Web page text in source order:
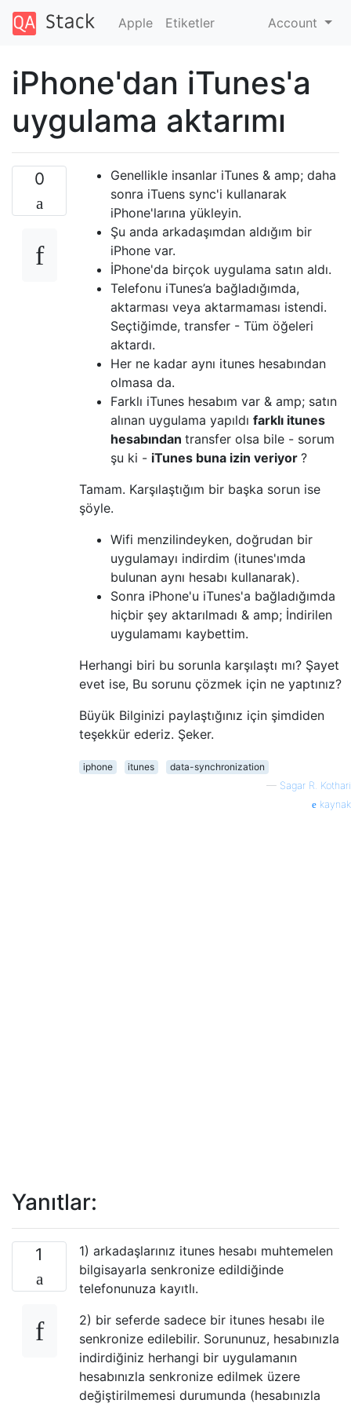
Apple Etiketler Account
iPhone'dan iTunes'a
uygulama aktarımı
0
Genellikle insanlar iTunes & amp; daha
sonra iTuens sync'i kullanarak
iPhone'larına yükleyin.
Şu anda arkadaşımdan aldığım bir
iPhone var.
İPhone'da birçok uygulama satın aldı.
Telefonu iTunes’a bağladığımda,
aktarması veya aktarmaması istendi.
Seçtiğimde, transfer - Tüm öğeleri
aktardı.
Her ne kadar aynı itunes hesabından
olmasa da.
Farklı iTunes hesabım var & amp; satın
alınan uygulama yapıldı farklı itunes
hesabından transfer olsa bile - sorum
şu ki - iTunes buna izin veriyor ?
Tamam. Karşılaştığım bir başka sorun ise
şöyle.
Wifi menzilindeyken, doğrudan bir
uygulamayı indirdim (itunes'ımda
bulunan aynı hesabı kullanarak).
Sonra iPhone'u iTunes'a bağladığımda
hiçbir şey aktarılmadı & amp; İndirilen
uygulamamı kaybettim.
Herhangi biri bu sorunla karşılaştı mı? Şayet
evet ise, Bu sorunu çözmek için ne yaptınız?
Büyük Bilginizi paylaştığınız için şimdiden
teşekkür ederiz. Şeker.
iphone itunes
data-synchronization
— Sagar R. Kothari
kaynak
Yanıtlar:
1
1) arkadaşlarınız itunes hesabı muhtemelen
bilgisayarla senkronize edildiğinde
telefonunuza kayıtlı.
2) bir seferde sadece bir itunes hesabı ile
senkronize edilebilir. Sorununuz, hesabınızla
indirdiğiniz herhangi bir uygulamanın
hesabınızla senkronize edilmek üzere
değiştirilmemesi durumunda (hesabınızla